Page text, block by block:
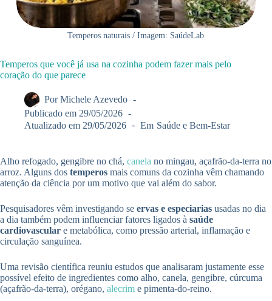
Temperos naturais / Imagem: SaúdeLab
Temperos que você já usa na cozinha podem fazer mais pelo
coração do que parece
Por Michele Azevedo
Publicado em 29/05/2026
Atualizado em 29/05/2026 Em Saúde e Bem-Estar
Alho refogado, gengibre no chá, canela no mingau, açafrão-da-terra no
arroz. Alguns dos temperos mais comuns da cozinha vêm chamando
atenção da ciência por um motivo que vai além do sabor.
Pesquisadores vêm investigando se ervas e especiarias usadas no dia
a dia também podem influenciar fatores ligados à saúde
cardiovascular e metabólica, como pressão arterial, inflamação e
circulação sanguínea.
Uma revisão científica reuniu estudos que analisaram justamente esse
possível efeito de ingredientes como alho, canela, gengibre, cúrcuma
(açafrão-da-terra), orégano, alecrim e pimenta-do-reino.